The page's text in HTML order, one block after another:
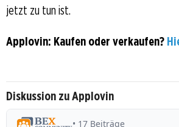
jetzt zu tun ist.
Applovin: Kaufen oder verkaufen?
Diskussion zu Applovin